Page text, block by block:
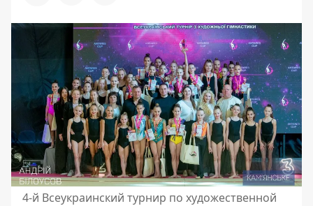
4-й Всеукраинский турнир по художественной